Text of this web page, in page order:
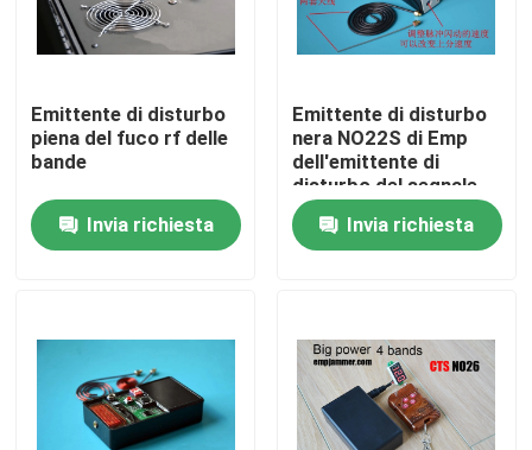
Giro della fabbrica
Controllo di qualità
Richiedi un preventivo
Emittente di disturbo del segnale radio
Emittente di disturbo di radiofrequenza
Emittente di disturbo
piena del fuco rf delle
bande
Invia richiesta
Emittente di disturbo
nera NO22S di Emp
dell'emittente di
disturbo del segnale
radio 36V con
frequenza della
correzione e della
Invia richiesta